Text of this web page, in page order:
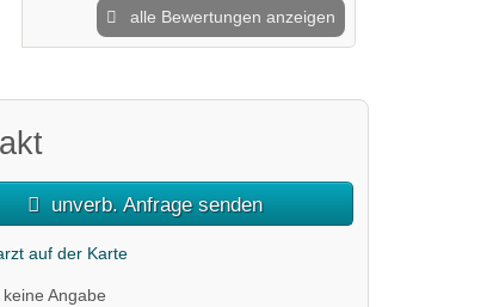
alle Bewertungen anzeigen
unverb. Anfrage senden
auf der Karte
keine Angabe